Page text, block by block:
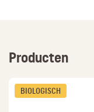
Producten
BIOLOGISCH